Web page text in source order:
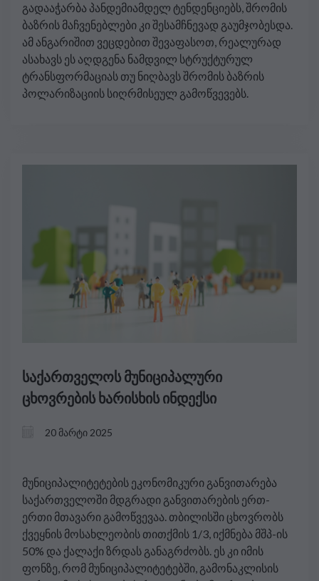
გადააჭარბა პანდემიამდელ ტენდენციებს, შრომის
ბაზრის მაჩვენებლები კი შესამჩნევად გაუმჯობესდა.
ამ ანგარიშით ვეცდებით შევაფასოთ, რეალურად
ასახავს ეს აღდგენა ნამდვილ სტრუქტურულ
ტრანსფორმაციას თუ ნიღბავს შრომის ბაზრის
პოლარიზაციის სიღრმისეულ გამოწვევებს.
საქართველოს მუნიციპალური
ცხოვრების ხარისხის ინდექსი
20 მარტი 2025
მუნიციპალიტეტების ეკონომიკური განვითარება
საქართველოში მდგრადი განვითარების ერთ-
ერთი მთავარი გამოწვევაა. თბილისში ცხოვრობს
ქვეყნის მოსახლეობის თითქმის 1/3, იქმნება მშპ-ის
50% და ქალაქი ზრდას განაგრძობს. ეს კი იმის
ფონზე, რომ მუნიციპალიტეტებში, გამონაკლისის